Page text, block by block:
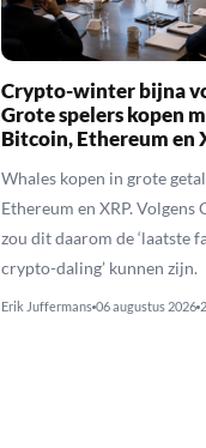
Crypto-winter bijna
Grote spelers kopen
Bitcoin, Ethereum en
Whales kopen in grote
Ethereum en XRP.
zou dit daarom de ‘laatste
crypto-daling’ kunnen zijn.
Erik Juffermans 06 augustus 2026